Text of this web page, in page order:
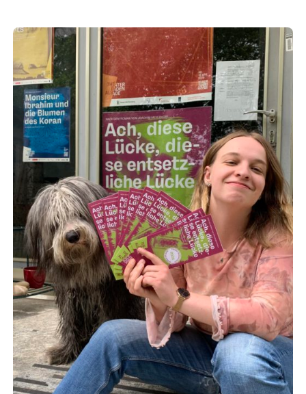
Förderer und Partner Theater BAden
ALsace
Services